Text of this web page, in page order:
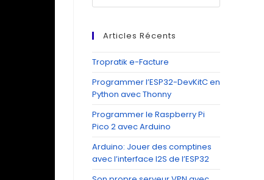
Articles Récents
Tropratik e-Facture
Programmer l’ESP32-DevKitC en
Python avec Thonny
Programmer le Raspberry Pi
Pico 2 avec Arduino
Arduino: Jouer des comptines
avec l’interface I2S de l’ESP32